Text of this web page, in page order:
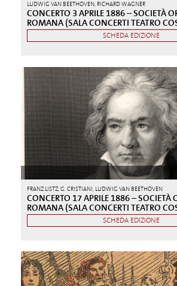
LUDWIG VAN BEETHOVEN, RICHARD WAGNER
CONCERTO 3 APRILE 1886 – SOCIETÀ
ROMANA (SALA CONCERTI TEATRO
SCHEDA EDIZIONE
FRANZ LISTZ, G. CRISTIANI, LUDWIG VAN BEETHOVEN
CONCERTO 17 APRILE 1886 – SOCIETÀ
ROMANA (SALA CONCERTI TEATRO
SCHEDA EDIZIONE